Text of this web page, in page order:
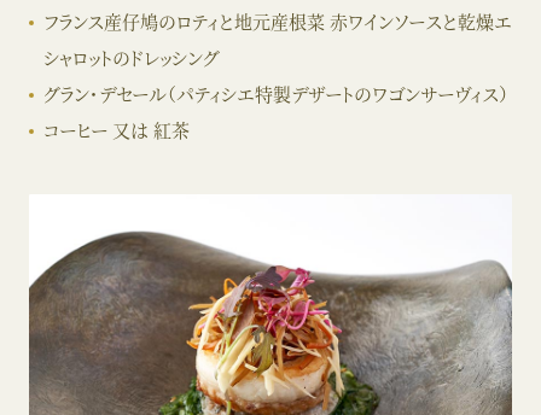
フランス産仔鳩のロティと地元産根菜 赤ワインソースと乾燥エ
シャロットのドレッシング
グラン・デセール（パティシエ特製デザートのワゴンサーヴィス）
コーヒー 又は 紅茶